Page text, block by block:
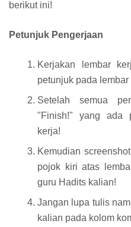
berikut ini!
Petunjuk Pengerjaan
Kerjakan lembar
petunjuk pada lembar
Setelah semua
"Finish!" yang ada
kerja!
Kemudian
pojok kiri atas
guru Hadits kalian!
Jangan lupa tulis
kalian pada kolom